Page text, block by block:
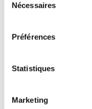
Nécessaires
Préférences
Statistiques
Marketing